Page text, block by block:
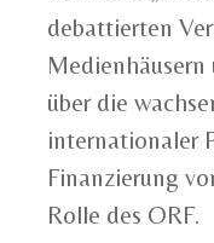
debattierten
über die
internationaler
Finanzierung
Rolle des ORF.